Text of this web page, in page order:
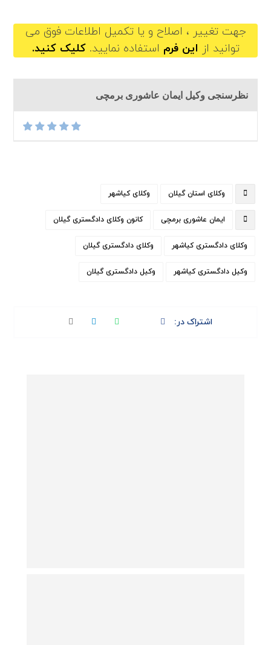
جهت تغییر ، اصلاح و یا تکمیل اطلاعات فوق می
توانید از این فرم استفاده نمایید. کلیک کنید.
نظرسنجی وکیل ایمان عاشوری برمچی
وکلای استان گیلان وکلای کیاشهر
ایمان عاشوری برمچی کانون وکلای دادگستری گیلان
وکلای دادگستری کیاشهر وکلای دادگستری گیلان
وکیل دادگستری کیاشهر وکیل دادگستری گیلان